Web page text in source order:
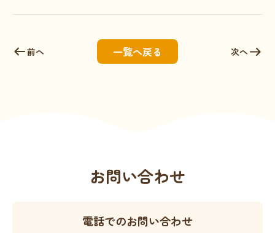
前へ 一覧へ戻る 次へ
お問い合わせ
電話でのお問い合わせ